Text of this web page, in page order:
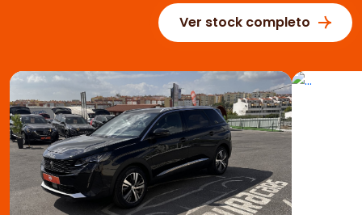
Ver stock completo